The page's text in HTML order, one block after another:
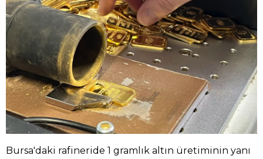
Bursa'daki rafineride 1 gramlık altın üretiminin yanı